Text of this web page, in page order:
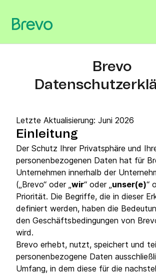
Brevo
Letzte Aktualisierung: Juni 2026
Einleitung
Der Schutz Ihrer Privatsphäre und
personenbezogenen Daten hat für
Unternehmen innerhalb der
(„Brevo“ oder „wir“ oder „unser(e)“
Priorität. Die Begriffe, die in dieser
definiert werden, haben die
den Geschäftsbedingungen von
wird.
Brevo erhebt, nutzt, speichert und
personenbezogene Daten
Umfang, in dem diese für die